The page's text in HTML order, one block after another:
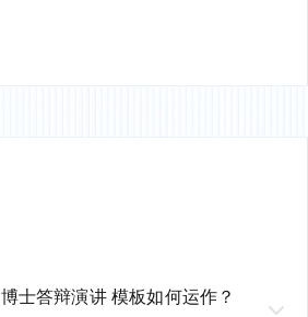
博士答辩演讲模板如何运作？